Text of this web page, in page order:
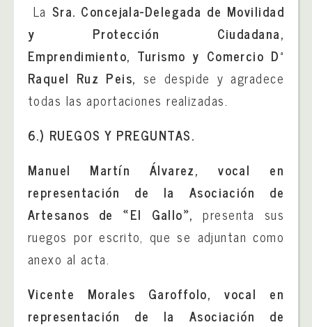
La Sra. Concejala-Delegada de Movilidad
y Protección Ciudadana,
Emprendimiento, Turismo y Comercio Dª
Raquel Ruz Peis, se despide y agradece
todas las aportaciones realizadas.
6.) RUEGOS Y PREGUNTAS.
Manuel Martín Álvarez, vocal en
representación de la Asociación de
Artesanos de «El Gallo»,presenta sus
ruegos por escrito, que se adjuntan como
anexo al acta.
Vicente Morales Garoffolo, vocal en
representación de la Asociación de